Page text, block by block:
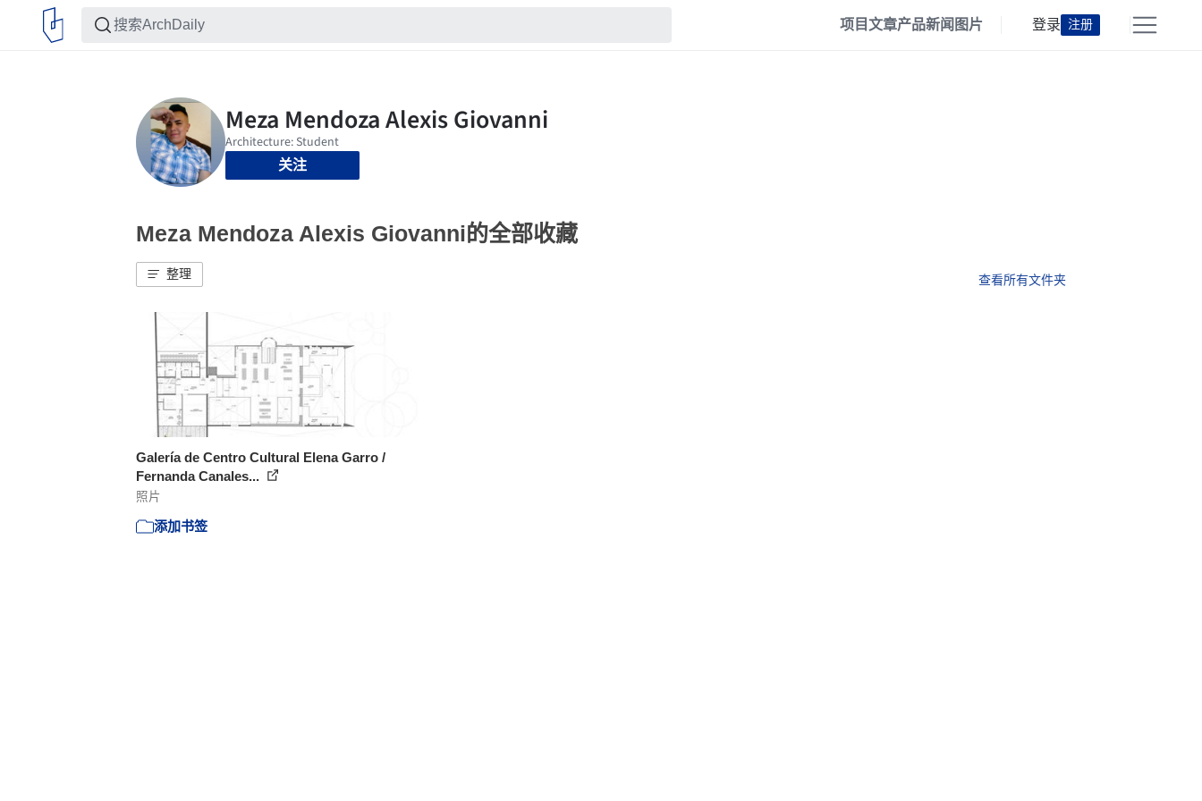
项目文章产品新闻 图片 登录 注册
关注
Meza Mendoza Alexis Giovanni的全部收藏
整理 查看所有文件夹
Galería de Centro Cultural Elena Garro /
Fernanda Canales...
照片
添加书签